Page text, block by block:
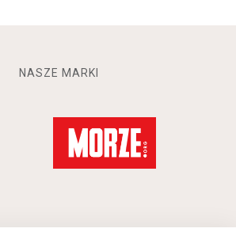
NASZE MARKI